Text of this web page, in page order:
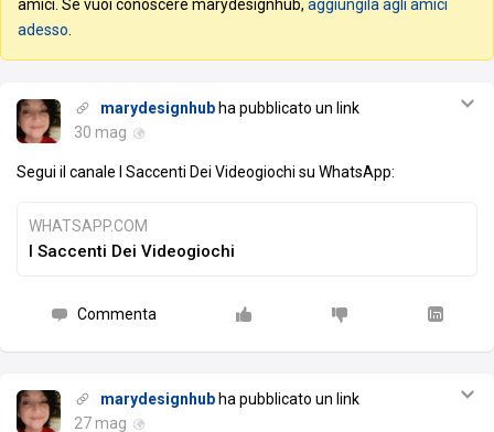
amici. Se vuoi conoscere marydesignhub, aggiungila agli amici
adesso
marydesignhubha pubblicato un link
30 mag
Segui il canale I Saccenti Dei Videogiochi su WhatsApp:
WHATSAPP.COM
I Saccenti Dei Videogiochi
Commenta
marydesignhubha pubblicato un link
27 mag